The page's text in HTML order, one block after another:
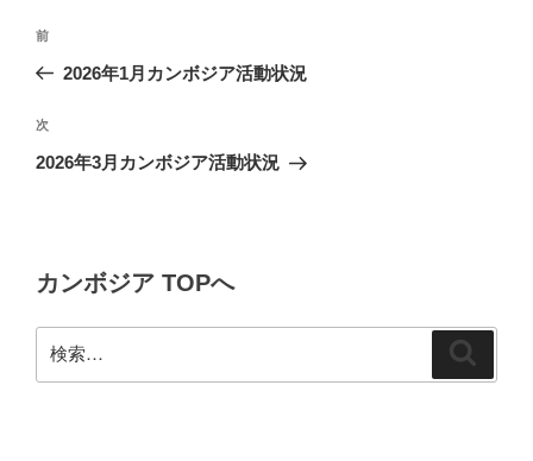
投
ビ
ゲ
ン
前
の
稿
前
2026年1月カンボジア活動状況
次
の
次
2026年3月カンボジア活動状況
カンボジア TOPへ
索: